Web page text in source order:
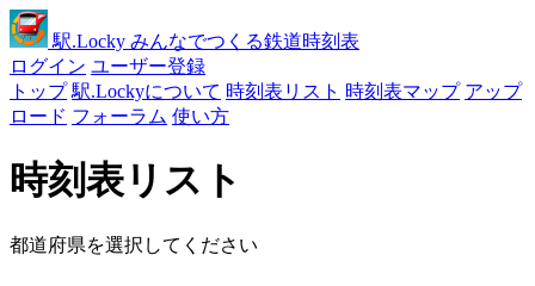
駅.Locky みんなでつくる鉄道時刻表
ログイン ユーザー登録
トップ 駅.Lockyについて 時刻表リスト 時刻表マップ アップ
ロード フォーラム 使い方
時刻表リスト
都道府県を選択してください